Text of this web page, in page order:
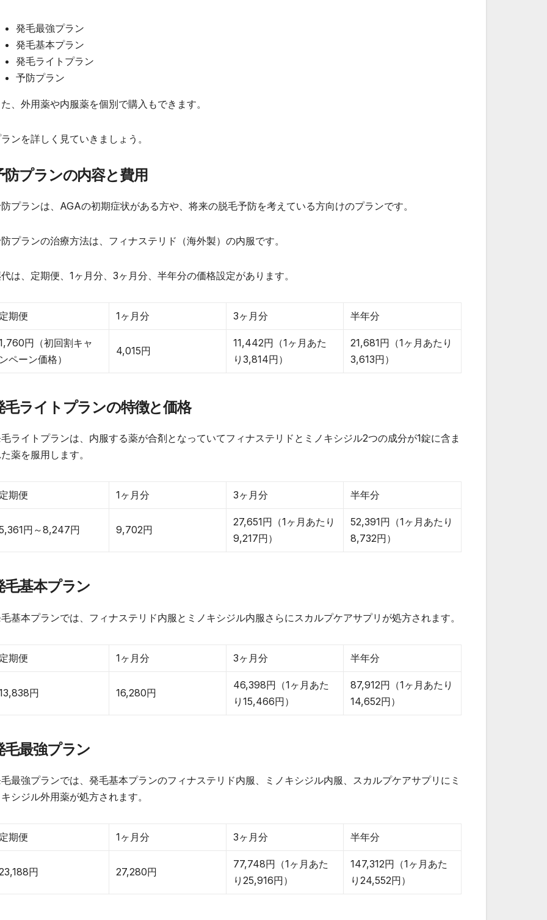
発毛最強プラン
発毛基本プラン
発毛ライトプラン
予防プラン
、外用薬や内服薬を個別で購入もできます。
ンを詳しく見ていきましょう。
防プランの内容と費用
プランは、AGAの初期症状がある方や、将来の脱毛予防を考えている方向けのプランです。
プランの治療方法は、フィナステリド（海外製）の内服です。
は、定期便、1ヶ月分、3ヶ月分、半年分の価格設定があります。
期便 1ヶ月分 3ヶ月分 半年分
円（初回割キャ
ペーン価格）
4,015円
11,442円（1ヶ月あた
り3,814円）
21,681円（1ヶ月あたり
3,613円）
毛ライトプランの特徴と価格
ライトプランは、内服する薬が合剤となっていてフィナステリドとミノキシジル2つの成分が1錠に含ま
薬を服用します。
期便 1ヶ月分 3ヶ月分 半年分
円～8,247円 9,702円
27,651円（1ヶ月あたり
9,217円）
52,391円（1ヶ月あたり
8,732円）
毛基本プラン
基本プランでは、フィナステリド内服とミノキシジル内服さらにスカルプケアサプリが処方されます。
期便 1ヶ月分 3ヶ月分 半年分
円 16,280円
46,398円（1ヶ月あた
り15,466円）
87,912円（1ヶ月あたり
14,652円）
毛最強プラン
最強プランでは、発毛基本プランのフィナステリド内服、ミノキシジル内服、スカルプケアサプリにミ
シジル外用薬が処方されます。
期便 1ヶ月分 3ヶ月分 半年分
円 27,280円
77,748円（1ヶ月あた
り25,916円）
147,312円（1ヶ月あた
り24,552円）